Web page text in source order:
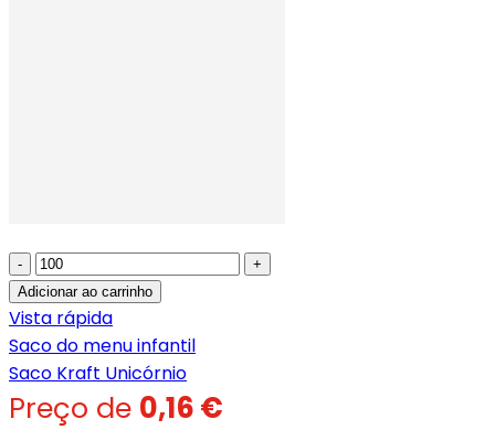
-
+
Adicionar ao carrinho
Vista rápida
Saco do menu infantil
Saco Kraft Unicórnio
Preço de 0,16 €